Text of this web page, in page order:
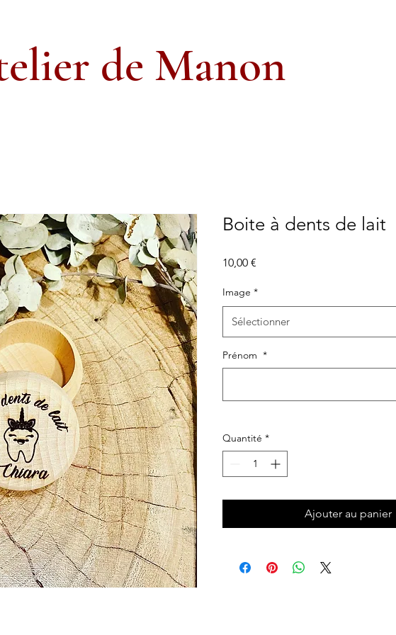
de Manon
Boite à dents de lait
10,00 €
Image *
Sélectionner
Prénom *
Quantité *
Ajouter au panier